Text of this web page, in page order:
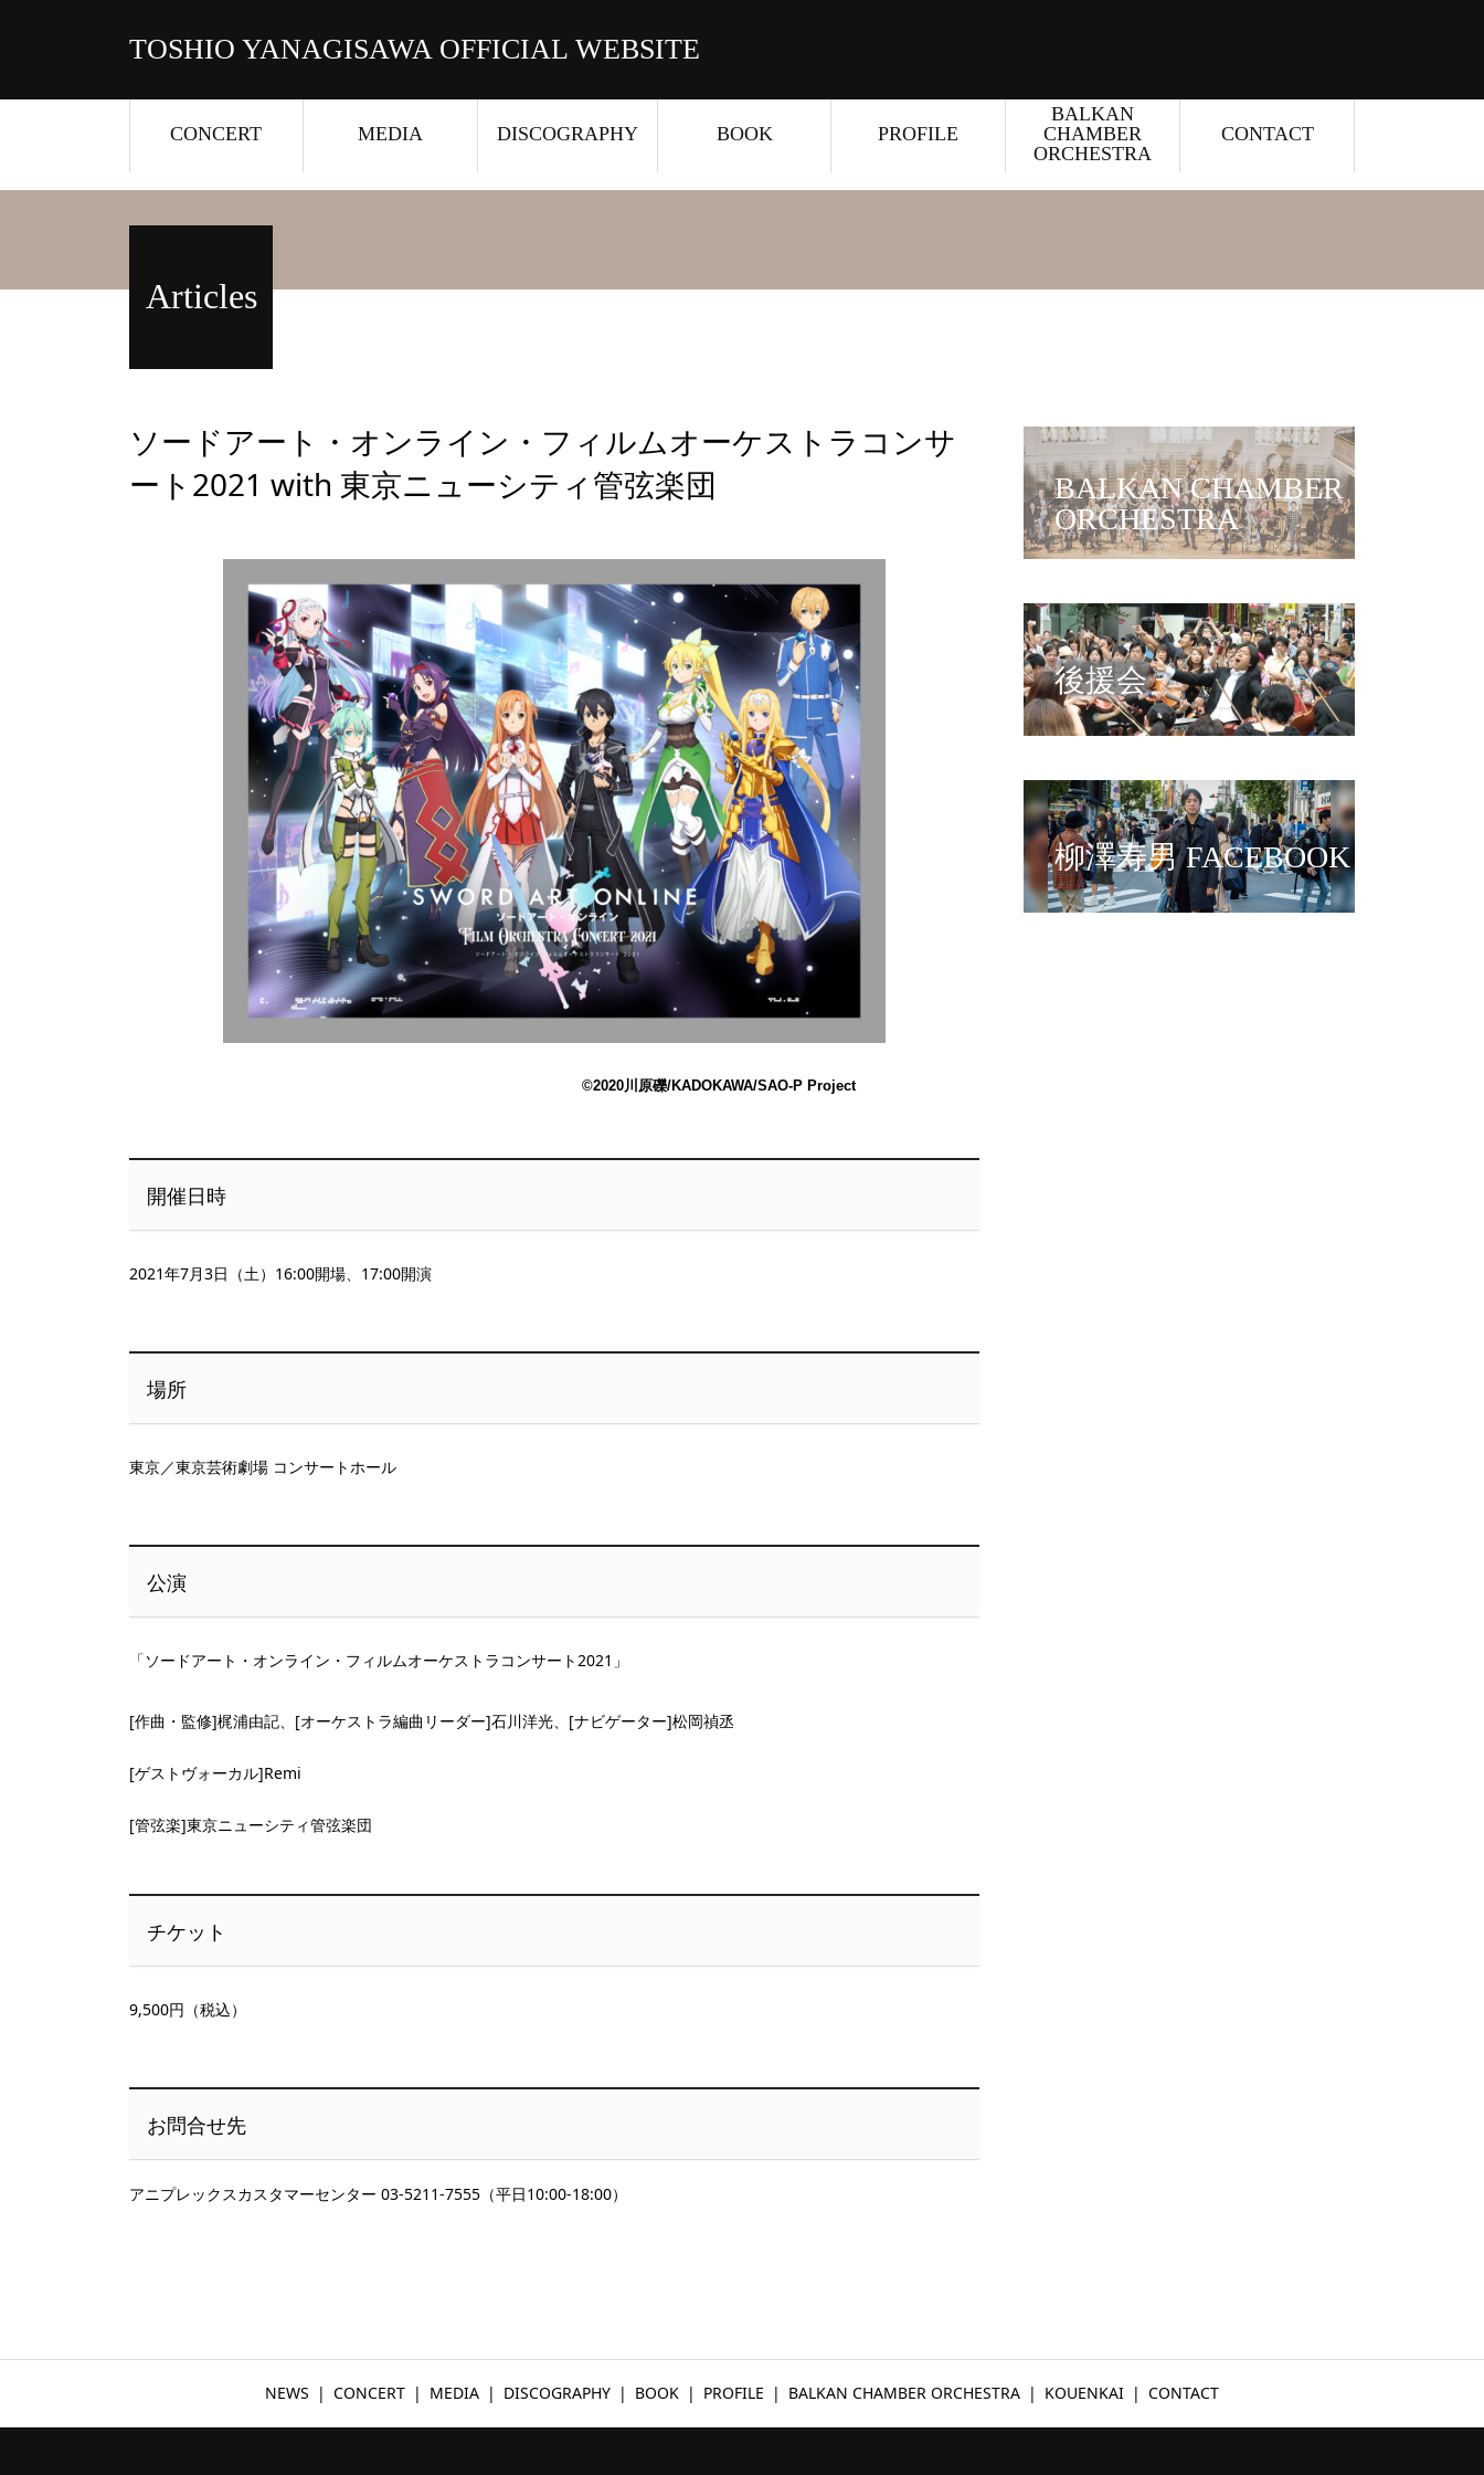
TOSHIO YANAGISAWA OFFICIAL WEBSITE
CONCERT MEDIA DISCOGRAPHY BOOK PROFILE
BALKAN
CHAMBER
ORCHESTRA
CONTACT
Articles
ソードアート・オンライン・フィルムオーケストラコンサ
ート2021 with 東京ニューシティ管弦楽団
©2020川原礫/KADOKAWA/SAO-P Project
開催日時
2021年7月3日（土）16:00開場、17:00開演
場所
東京／東京芸術劇場 コンサートホール
公演
「ソードアート・オンライン・フィルムオーケストラコンサート2021」
[作曲・監修]梶浦由記、[オーケストラ編曲リーダー]石川洋光、[ナビゲーター]松岡禎丞
[ゲストヴォーカル]Remi
[管弦楽]東京ニューシティ管弦楽団
チケット
9,500円（税込）
お問合せ先
アニプレックスカスタマーセンター 03-5211-7555（平日10:00-18:00）
BALKAN CHAMBER
ORCHESTRA
後援会
柳澤寿男 FACEBOOK
NEWS CONCERT MEDIA DISCOGRAPHY BOOK PROFILE BALKAN CHAMBER ORCHESTRA KOUENKAI CONTACT